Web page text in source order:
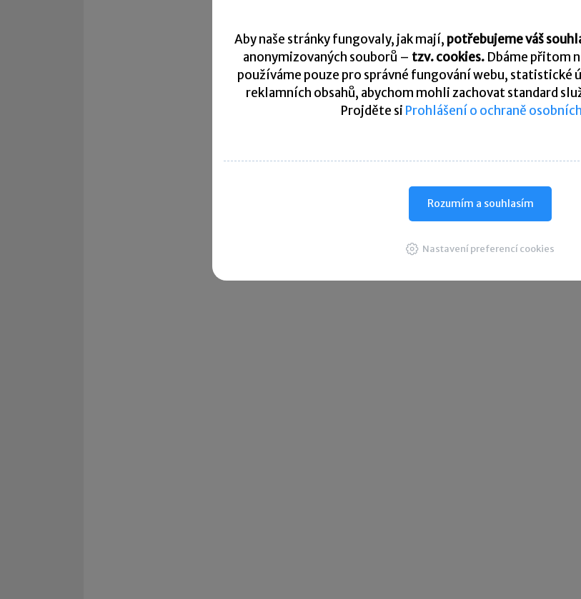
Aby naše stránky fungovaly, jak mají, potřebujeme váš
anonymizovaných souborů – tzv. cookies. Dbáme přitom
používáme pouze pro správné fungování webu, statistické
reklamních obsahů, abychom mohli zachovat standard
Projděte si Prohlášení o ochraně
Rozumím a souhlasím
Nastavení preferencí cookies